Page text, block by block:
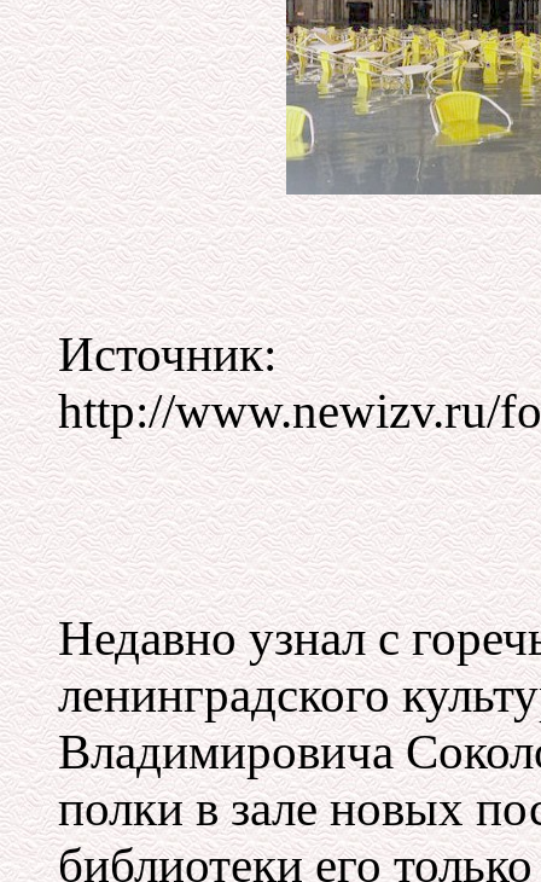
Источник:
http://www.newizv.ru/
Недавно узнал с
ленинградского
Владимировича
полки в зале новых
библиотеки его